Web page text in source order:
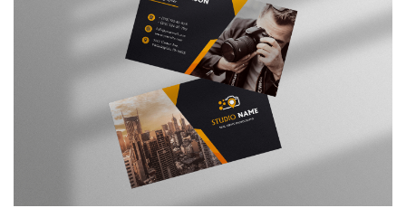
कृपया चुने
Free Template #19
Photographer Marketing Templates
मुफ्त डाउनलोड